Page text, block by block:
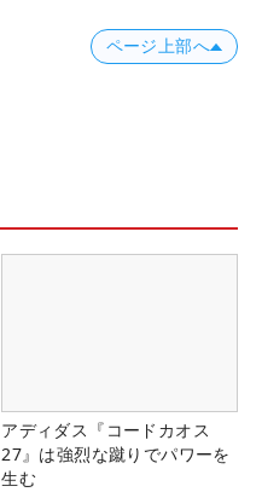
ページ上部へ
アディダス『コードカオス
27』は強烈な蹴りでパワーを
生む